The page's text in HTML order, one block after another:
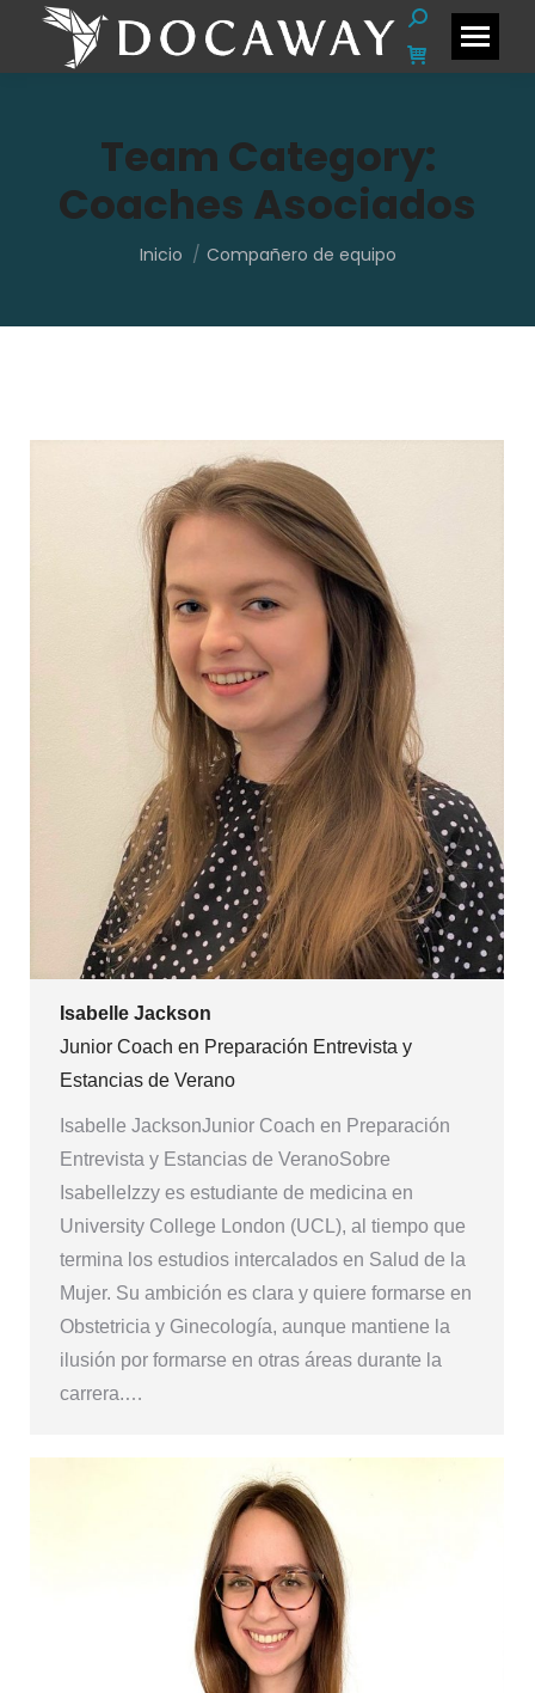
Buscar:
Team Category:
Coaches Asociados
Estás aquí:
Inicio Compañero de equipo
Isabelle Jackson
Junior Coach en Preparación Entrevista y
Estancias de Verano
Isabelle JacksonJunior Coach en Preparación
Entrevista y Estancias de VeranoSobre
IsabelleIzzy es estudiante de medicina en
University College London (UCL), al tiempo que
termina los estudios intercalados en Salud de la
Mujer. Su ambición es clara y quiere formarse en
Obstetricia y Ginecología, aunque mantiene la
ilusión por formarse en otras áreas durante la
carrera.…